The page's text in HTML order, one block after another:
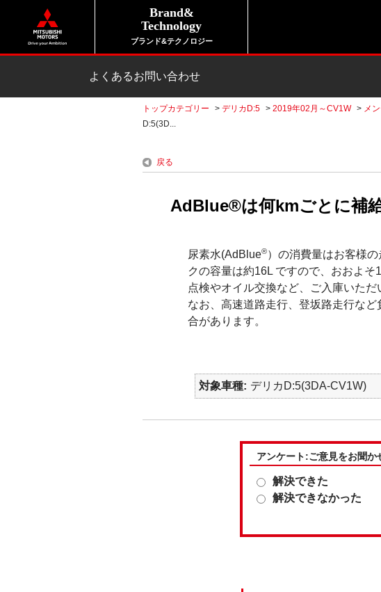
Brand&
Technology
ブランド&テクノロジー
よくあるお問い合わせ
トップカテゴリー > デリカD:5 > 2019年02月～CV1W > メ
D:5(3D...
戻る
AdBlue®は何kmごとに補
尿素水(AdBlue®）の消費量はお客様
クの容量は約16L ですので、おおよそ
点検やオイル交換など、ご入庫いただ
なお、高速道路走行、登坂路走行な
合があります。
対象車種 デリカD:5(3DA-CV1W)
アンケート:ご意見をお聞か
解決できた
解決できなかった